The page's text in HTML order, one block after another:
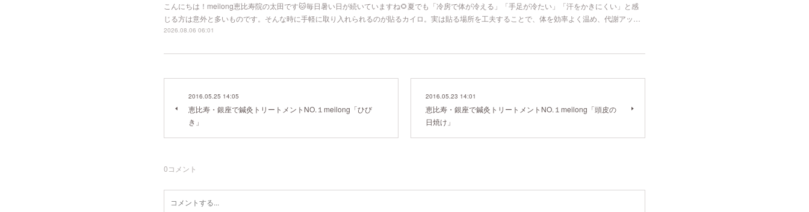
こんにちは！meilong恵比寿院の太田です🐱毎日暑い日が続いていますね🌻夏でも「冷房で体が冷える」「手足が冷たい」「汗をかきにくい」と感
じる方は意外と多いものです。そんな時に手軽に取り入れられるのが貼るカイロ。実は貼る場所を工夫することで、体を効率よく温め、代謝アッ…
2026.08.06 06:01
2016.05.25 14:05
恵比寿・銀座で鍼灸トリートメントNO.１meilong「ひび
き」
2016.05.23 14:01
恵比寿・銀座で鍼灸トリートメントNO.１meilong「頭皮の
日焼け」
0コメント